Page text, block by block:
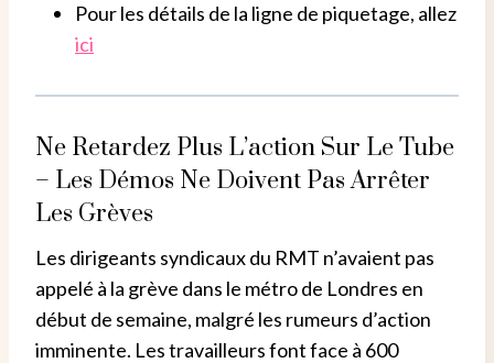
Pour les détails de la ligne de piquetage, allez
ici
Ne Retardez Plus L’action Sur Le Tube
– Les Démos Ne Doivent Pas Arrêter
Les Grèves
Les dirigeants syndicaux du RMT n’avaient pas
appelé à la grève dans le métro de Londres en
début de semaine, malgré les rumeurs d’action
imminente. Les travailleurs font face à 600